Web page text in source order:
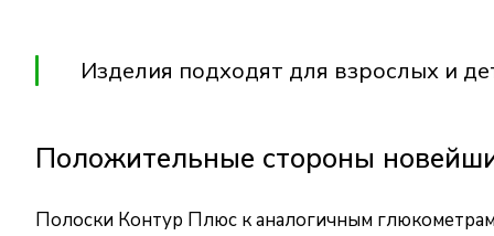
Изделия подходят для взрослых и
Положительные стороны
Полоски Контур Плюс к аналогичным